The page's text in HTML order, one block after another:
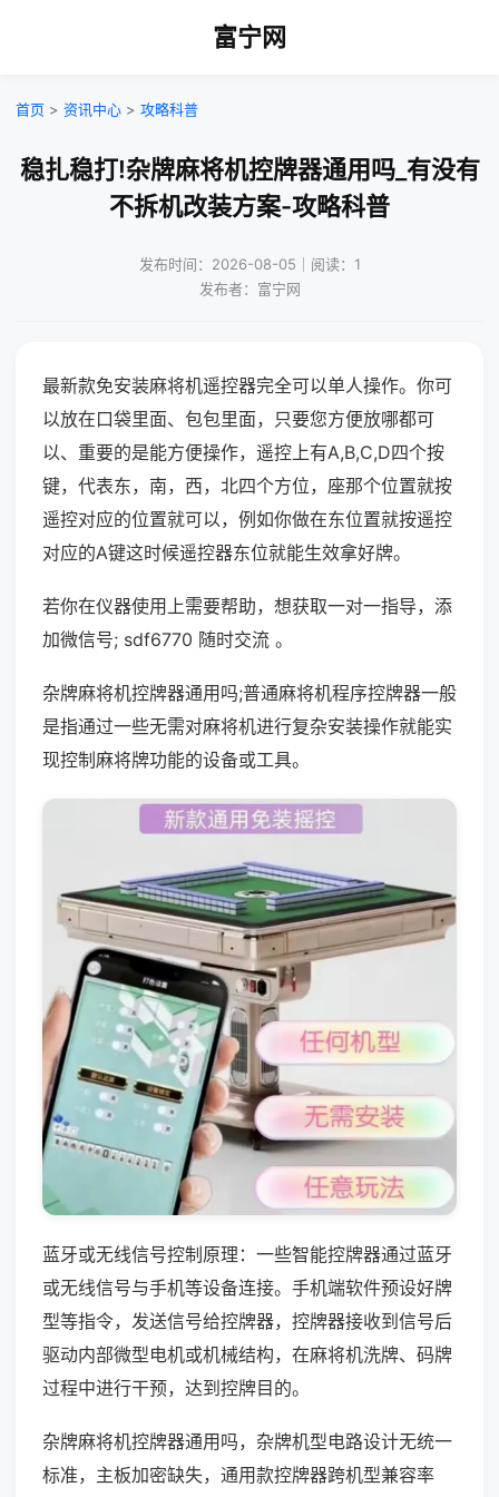
富宁网
首页 > 资讯中心 > 攻略科普
稳扎稳打!杂牌麻将机控牌器通用吗_有没有
不拆机改装方案-攻略科普
发布时间：2026-08-05｜阅读：1
发布者：富宁网
最新款免安装麻将机遥控器完全可以单人操作。你可
以放在口袋里面、包包里面，只要您方便放哪都可
以、重要的是能方便操作，遥控上有A,B,C,D四个按
键，代表东，南，西，北四个方位，座那个位置就按
遥控对应的位置就可以，例如你做在东位置就按遥控
对应的A键这时候遥控器东位就能生效拿好牌。
若你在仪器使用上需要帮助，想获取一对一指导，添
加微信号; sdf6770 随时交流 。
杂牌麻将机控牌器通用吗;普通麻将机程序控牌器一般
是指通过一些无需对麻将机进行复杂安装操作就能实
现控制麻将牌功能的设备或工具。
蓝牙或无线信号控制原理：一些智能控牌器通过蓝牙
或无线信号与手机等设备连接。手机端软件预设好牌
型等指令，发送信号给控牌器，控牌器接收到信号后
驱动内部微型电机或机械结构，在麻将机洗牌、码牌
过程中进行干预，达到控牌目的。
杂牌麻将机控牌器通用吗，杂牌机型电路设计无统一
标准，主板加密缺失，通用款控牌器跨机型兼容率